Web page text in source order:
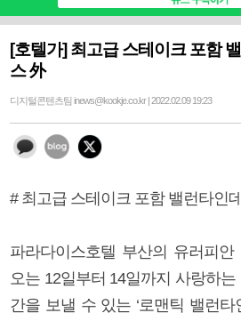
[호텔가] 최고급 스테이크 포함
스 外
디지털콘텐츠팀 inews@kookje.co.kr | 2022.02.09 19:23
# 최고급 스테이크 포함 밸런타인
파라다이스호텔 부산의 유러피
오는 12일부터 14일까지 사랑하
간을 보낼 수 있는 ‘로맨틱 밸런타